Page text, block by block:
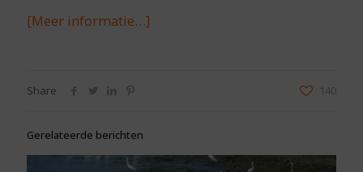
[Meer informatie…]
Share 140
Gerelateerde berichten